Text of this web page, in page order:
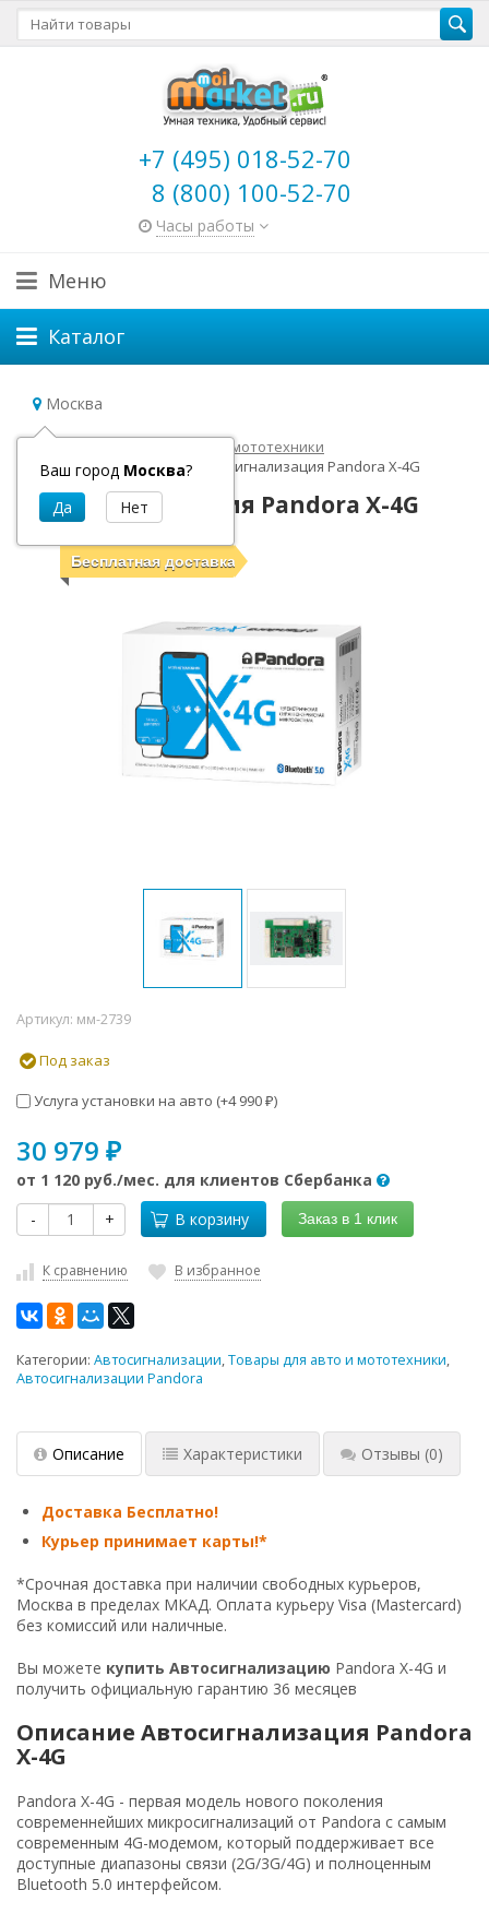
+7 (495) 018-52-70
8 (800) 100-52-70
Часы работы
Меню
Каталог
Москва
Ваш город Москва?
Главная
Товары для авто и мототехники
Автосигнализации
Автосигнализация Pandora X-4G
Автосигнализация Pandora X-4G
Бесплатная доставка
Артикул: мм-2739
Под заказ
Услуга установки на авто (+4 990 ₽)
30 979 ₽
от 1 120 руб./мес. для клиентов Сбербанка
-
+ В корзину Заказ в 1 клик
К сравнению В избранное
Категории: Автосигнализации,Товары для авто и мототехники,
Автосигнализации Pandora
Описание Характеристики Отзывы (0)
Доставка Бесплатно!
Курьер принимает карты!*
*Срочная доставка при наличии свободных курьеров,
Москва в пределах МКАД. Оплата курьеру Visa (Mastercard)
без комиссий или наличные.
Вы можете купить Автосигнализацию Pandora X-4G и
получить официальную гарантию 36 месяцев
Описание Автосигнализация Pandora
X-4G
Pandora X-4G - первая модель нового поколения
современнейших микросигнализаций от Pandora с самым
современным 4G-модемом, который поддерживает все
доступные диапазоны связи (2G/3G/4G) и полноценным
Bluetooth 5.0 интерфейсом.